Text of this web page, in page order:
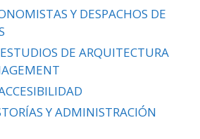
Y DESPACHOS DE
DE ARQUITECTURA
Y ADMINISTRACIÓN